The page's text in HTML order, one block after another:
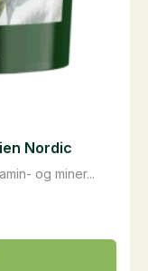
og miner...
Nordic